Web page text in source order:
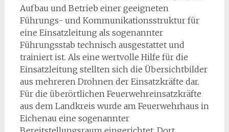
Aufbau und Betrieb einer geeigneten
Führungs- und Kommunikationsstruktur für
eine Einsatzleitung als sogenannter
Führungsstab technisch ausgestattet und
trainiert ist. Als eine wertvolle Hilfe für die
Einsatzleitung stellten sich die Übersichtbilder
aus mehreren Drohnen der Einsatzkräfte dar.
Für die überörtlichen Feuerwehreinsatzkräfte
aus dem Landkreis wurde am Feuerwehrhaus in
Eichenau eine sogenannter